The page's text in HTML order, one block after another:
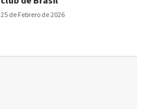
25 de Febrero de 2026